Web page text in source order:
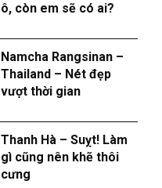
ô, còn em sẽ có ai?
Namcha Rangsinan –
Thailand – Nét đẹp
vượt thời gian
Thanh Hà – Suỵt! Làm
gì cũng nên khẽ thôi
cưng